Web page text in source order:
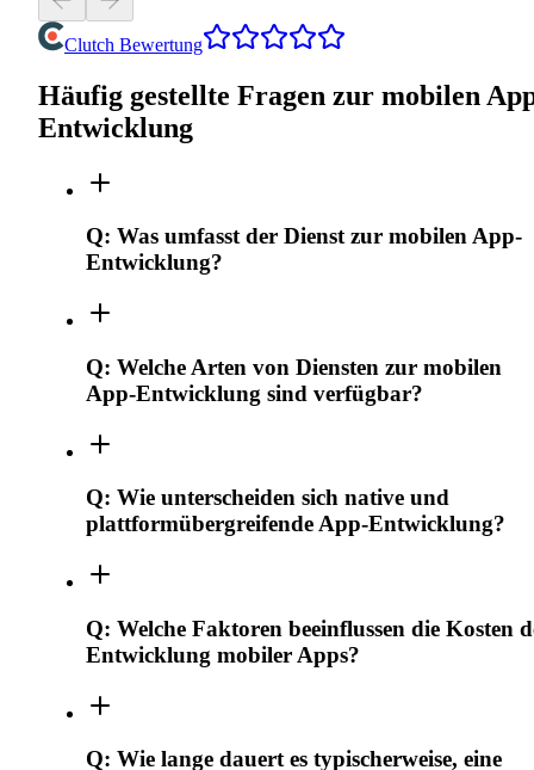
Clutch Bewertung
Häufig gestellte Fragen zur mobilen
Entwicklung
Q: Was umfasst der Dienst zur mobilen App-
Entwicklung?
Q: Welche Arten von Diensten zur mobilen
App-Entwicklung sind verfügbar?
Q: Wie unterscheiden sich native und
plattformübergreifende App-Entwicklung?
Q: Welche Faktoren beeinflussen die Kosten
Entwicklung mobiler Apps?
Q: Wie lange dauert es typischerweise, eine